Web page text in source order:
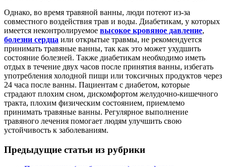
Однако, во время травяной ванны, люди потеют из-за
совместного воздействия трав и воды. Диабетикам, у которых
имеется неконтролируемое высокое кровяное давление,
болезни сердца или открытые травмы, не рекомендуется
принимать травяные ванны, так как это может ухудшить
состояние болезней. Также диабетикам необходимо иметь
отдых в течение двух часов после принятия ванны, избегать
употребления холодной пищи или токсичных продуктов через
24 часа после ванны. Пациентам с диабетом, которые
страдают плохим сном, дискомфортом желудочно-кишечного
тракта, плохим физическим состоянием, приемлемо
принимать травяные ванны. Регулярное выполнение
травяного лечения помогает людям улучшить свою
устойчивость к заболеваниям.
Предыдущие статьи из рубрики